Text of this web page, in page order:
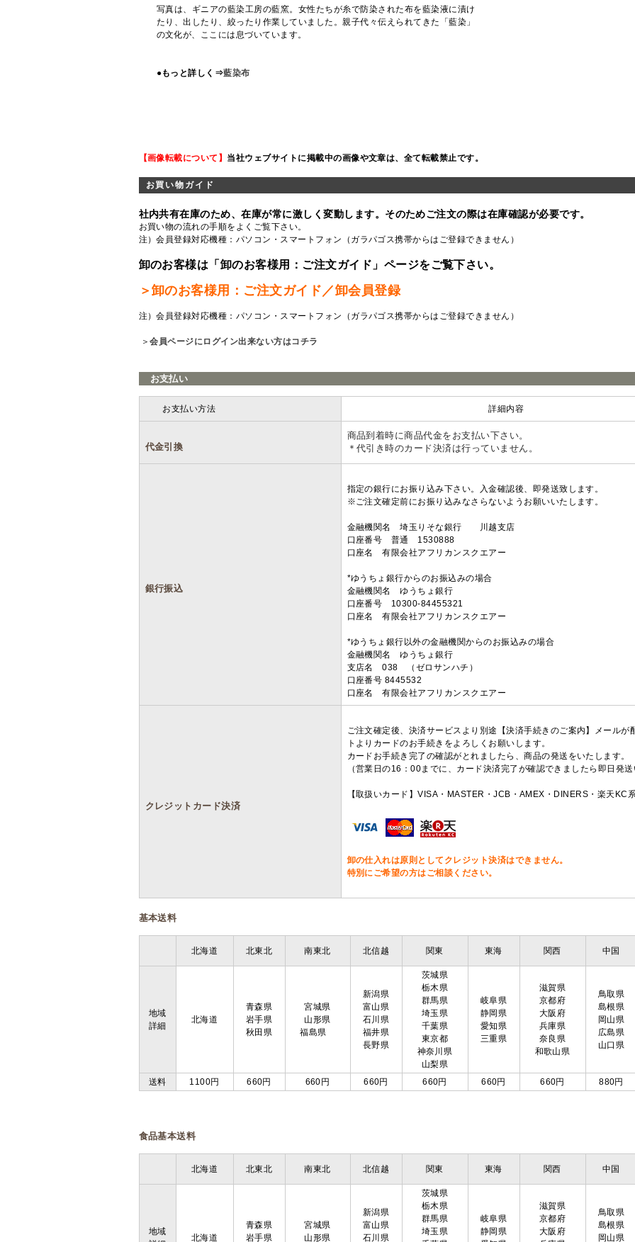
写真は、ギニアの藍染工房の藍窯。女性たちが糸で防染された布を藍染液に漬け
たり、出したり、絞ったり作業していました。親子代々伝えられてきた「藍染」
の文化が、ここには息づいています。
●もっと詳しく⇒藍染布
【画像転載について】 当社ウェブサイトに掲載中の画像や文章は、全て転載禁止です。
お買い物ガイド
社内共有在庫のため、在庫が常に激しく変動します。そのためご注文の際は在庫確認が必要です。
お買い物の流れの手順をよくご覧下さい。
注）会員登録対応機種：パソコン・スマートフォン（ガラパゴス携帯からはご登録できません）
卸のお客様は「卸のお客様用：ご注文ガイド」ページをご覧下さい。
＞卸のお客様用：ご注文ガイド／卸会員登録
注）会員登録対応機種：パソコン・スマートフォン（ガラパゴス携帯からはご登録できません）
＞会員ページにログイン出来ない方はコチラ
お支払い
お支払い方法 詳細内容
代金引換
商品到着時に商品代金をお支払い下さい。
＊代引き時のカード決済は行っていません。
銀行振込
指定の銀行にお振り込み下さい。入金確認後、即発送致します。
※ご注文確定前にお振り込みなさらないようお願いいたします。
金融機関名 埼玉りそな銀行 川越支店
口座番号 普通 1530888
口座名 有限会社アフリカンスクエアー
*ゆうちょ銀行からのお振込みの場合
金融機関名 ゆうちょ銀行
口座番号 10300-84455321
口座名 有限会社アフリカンスクエアー
*ゆうちょ銀行以外の金融機関からのお振込みの場合
金融機関名 ゆうちょ銀行
支店名 038 （ゼロサンハチ）
口座番号 8445532
口座名 有限会社アフリカンスクエアー
クレジットカード決済
ご注文確定後、決済サービスより別途【決済手続きのご案内】メール
トよりカードのお手続きをよろしくお願いします。
カードお手続き完了の確認がとれましたら、商品の発送をいたします。
（営業日の16：00までに、カード決済完了が確認できましたら即日発
【取扱いカード】VISA・MASTER・JCB・AMEX・DINERS・楽天KC
卸の仕入れは原則としてクレジット決済はできません。
特別にご希望の方はご相談ください。
基本送料
北海道 北東北 南東北 北信越 関東 東海 関西 中国
地域
詳細
北海道
青森県
岩手県
秋田県
宮城県
山形県
福島県
新潟県
富山県
石川県
福井県
長野県
茨城県
栃木県
群馬県
埼玉県
千葉県
東京都
神奈川県
山梨県
岐阜県
静岡県
愛知県
三重県
滋賀県
京都府
大阪府
兵庫県
奈良県
和歌山県
鳥取県
島根県
岡山県
広島県
山口県
送料 1100円 660円 660円 660円 660円 660円 660円 880円
食品基本送料
北海道 北東北 南東北 北信越 関東 東海 関西 中国
地域
北海道
青森県
岩手県
宮城県
山形県
新潟県
富山県
石川県
茨城県
栃木県
群馬県
埼玉県
岐阜県
静岡県
滋賀県
京都府
大阪府
鳥取県
島根県
岡山県